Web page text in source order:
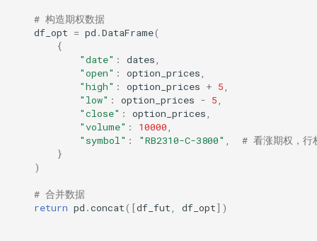
# 构造期权数据
df_opt = pd .DataFrame(
{
"date" : dates,
"open" : option_prices,
"high" : option_prices + 5,
"low" : option_prices - 5,
"close" : option_prices,
"volume" : 10000,
"symbol" : "RB2310-C-3800" ,
# 看涨期权，行
}
)
# 合并数据
return pd .concat([df_fut, df_opt])